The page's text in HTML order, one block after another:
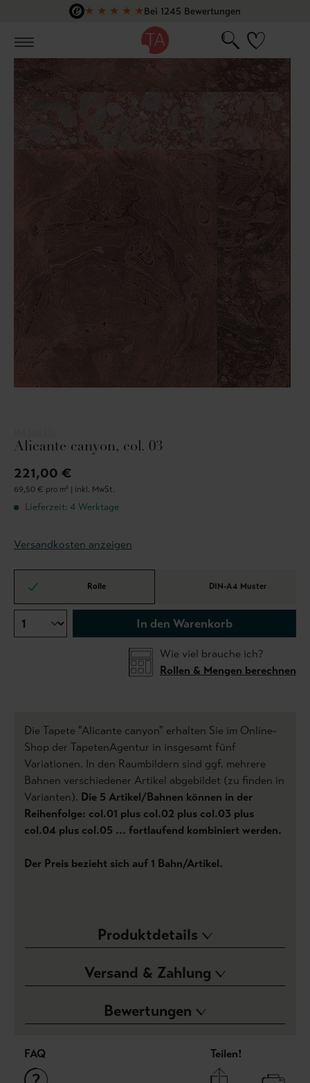
Zum Hauptinhalt springen
★ ★ ★ ★ ★Bei 1245 Bewertungen
Alicante canyon, col. 03
221,00 €
69,50 € pro m² | inkl. MwSt.
Lieferzeit: 4 Werktage
Versandkosten anzeigen
Rolle DIN-A4 Muster
In den Warenkorb
Wie viel brauche ich?
Rollen & Mengen berechnen
Die Tapete "Alicante canyon" erhalten Sie im Online-
Shop der TapetenAgentur in insgesamt fünf
Variationen. In den Raumbildern sind ggf. mehrere
Bahnen verschiedener Artikel abgebildet (zu finden in
Varianten). Die 5 Artikel/Bahnen können in der
Reihenfolge: col.01 plus col.02 plus col.03 plus
col.04 plus col.05 ... fortlaufend kombiniert werden.
Der Preis bezieht sich auf 1 Bahn/Artikel.
Produktdetails
Versand & Zahlung
Bewertungen
FAQ Teilen!